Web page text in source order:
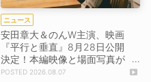
ニュース
安田章大＆のんW主演、映画
『平行と垂直』8月28日公開
決定！本編映像と場面写真が
初解禁！2026.08.07